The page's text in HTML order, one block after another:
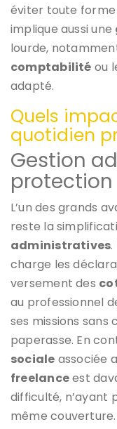
éviter toute forme
implique aussi une
lourde,
comptabilité ou
adapté.
Quels
quotidien
Gestion
L’un des grands
reste la
administratives
charge les
versement des
au professionnel
ses missions sans
paperasse. En
sociale associée
freelanceest
difficulté, n’ayant
même couverture.